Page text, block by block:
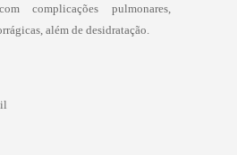
complicações pulmonares,
além de desidratação.